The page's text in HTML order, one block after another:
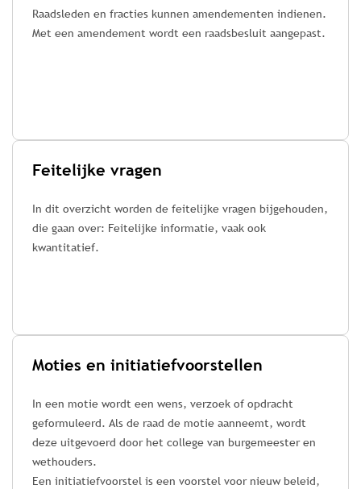
Raadsleden en fracties kunnen amendementen indienen.
Met een amendement wordt een raadsbesluit aangepast.
Feitelijke vragen
In dit overzicht worden de feitelijke vragen bijgehouden,
die gaan over: Feitelijke informatie, vaak ook
kwantitatief.
Moties en initiatiefvoorstellen
In een motie wordt een wens, verzoek of opdracht
geformuleerd. Als de raad de motie aanneemt, wordt
deze uitgevoerd door het college van burgemeester en
wethouders.
Een initiatiefvoorstel is een voorstel voor nieuw beleid,